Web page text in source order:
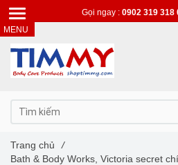
Trang chủ
/
Bath & Body Works, Victoria secret
Gọi ngay : 0902 319 318